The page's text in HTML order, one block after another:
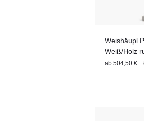
Weishäupl
Weiß/Holz
Größen
ab 504,50 €